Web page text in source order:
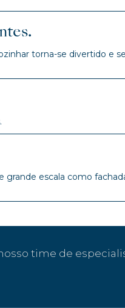
torna-se divertido e
grande escala como
time de